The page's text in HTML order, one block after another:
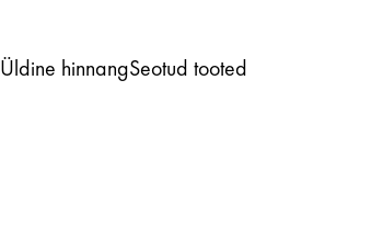
Üldine hinnangSeotud tooted